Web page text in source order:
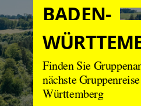
BADEN-
Finden Sie
nächste
Württemberg